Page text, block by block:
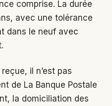
comprise. La durée
avec une tolérance
dans le neuf avec
il n’est pas
de La Banque Postale
la domiciliation des